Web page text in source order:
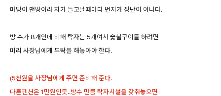
마당이 맨땅이라 차가 들고날때마다 먼지가 장난이 아니다.
방 수가 8개인데 비해 탁자는 5개여서 숯불구이를 하려면
미리 사장님에게 부탁을 해놓아야 한다.
(5천원을 사장님에게 주면 준비해 준다.
다른펜션은 1만원인듯..방수 만큼 탁자시설을 갖춰놓으면